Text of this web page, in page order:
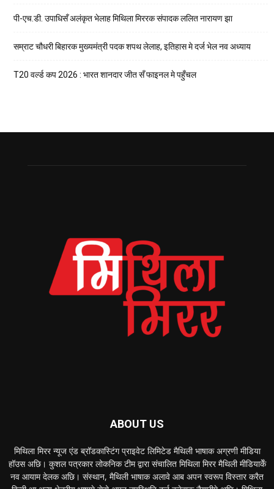
पी-एच.डी. उपाधिसँ अलंकृत भेलाह मिथिला मिररक संपादक ललित नारायण झा
सम्राट चौधरी बिहारक मुख्यमंत्री पदक शपथ लेलाह, इतिहास मे दर्ज भेल नव अध्याय
T20 वर्ल्ड कप 2026 : भारत शानदार जीत सँ फाइनल मे पहुँचल
ABOUT US
मिथिला मिरर न्यूज एंड ब्रॉडकास्टिंग प्राइवेट लिमिटेड मैथिली भाषाक अग्रणी मीडिया
हॉउस अछि। कुशल पत्रकार लोकनिक टीम द्वारा संचालित मिथिला मिरर मैथिली मीडियाकेँ
नव आयाम देलक अछि। संस्थान, मैथिली भाषाक अलावे आब अपन स्वरूप विस्तार करैत